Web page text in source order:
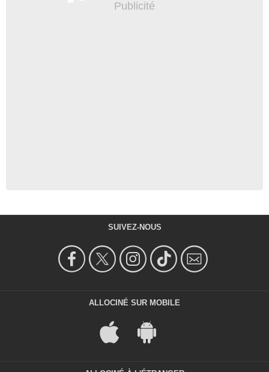
SUIVEZ-NOUS
ALLOCINÉ SUR MOBILE